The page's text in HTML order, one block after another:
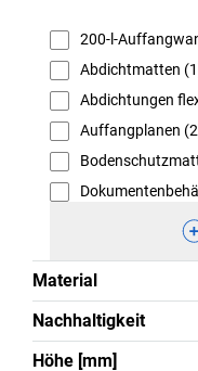
200-l-
Abdichtmatten
Abdichtungen
Auffangplanen
Material
Nachhaltigkeit
Höhe [mm]